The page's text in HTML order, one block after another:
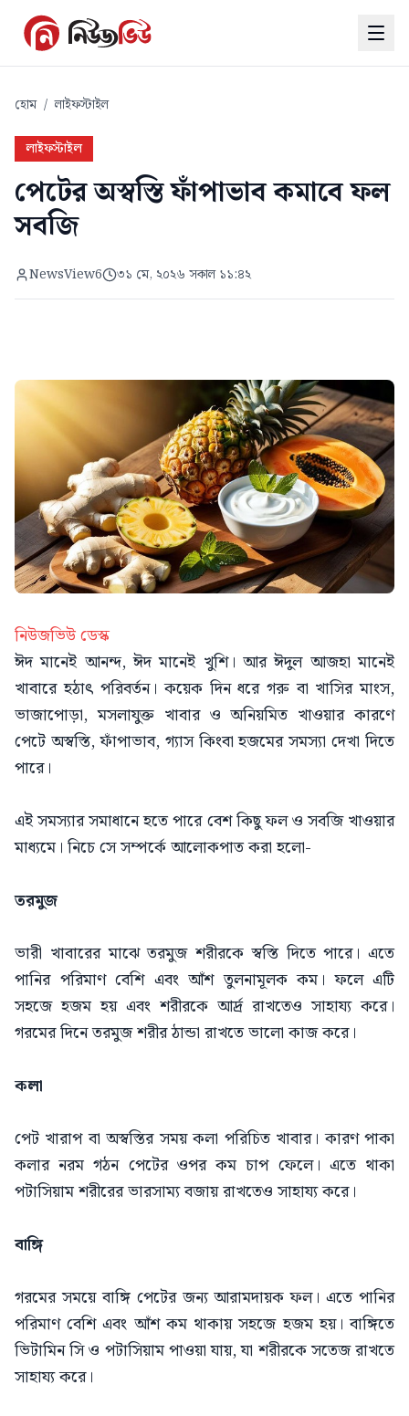
হোম / লাইফস্টাইল
লাইফস্টাইল
পেটের অস্বস্তি ফাঁপাভাব কমাবে ফল
সবজি
NewsView6 ৩১ মে, ২০২৬ সকাল ১১:৪২
নিউজভিউ ডেস্ক
ঈদ মানেই আনন্দ, ঈদ মানেই খুশি। আর ঈদুল আজহা মানেই
খাবারে হঠাৎ পরিবর্তন। কয়েক দিন ধরে গরু বা খাসির মাংস,
ভাজাপোড়া, মসলাযুক্ত খাবার ও অনিয়মিত খাওয়ার কারণে
পেটে অস্বস্তি, ফাঁপাভাব, গ্যাস কিংবা হজমের সমস্যা দেখা দিতে
পারে।
এই সমস্যার সমাধানে হতে পারে বেশ কিছু ফল ও সবজি খাওয়ার
মাধ্যমে। নিচে সে সম্পর্কে আলোকপাত করা হলো-
তরমুজ
ভারী খাবারের মাঝে তরমুজ শরীরকে স্বস্তি দিতে পারে। এতে
পানির পরিমাণ বেশি এবং আঁশ তুলনামূলক কম। ফলে এটি
সহজে হজম হয় এবং শরীরকে আর্দ্র রাখতেও সাহায্য করে।
গরমের দিনে তরমুজ শরীর ঠান্ডা রাখতে ভালো কাজ করে।
কলা
পেট খারাপ বা অস্বস্তির সময় কলা পরিচিত খাবার। কারণ পাকা
কলার নরম গঠন পেটের ওপর কম চাপ ফেলে। এতে থাকা
পটাসিয়াম শরীরের ভারসাম্য বজায় রাখতেও সাহায্য করে।
বাঙ্গি
গরমের সময়ে বাঙ্গি পেটের জন্য আরামদায়ক ফল। এতে পানির
পরিমাণ বেশি এবং আঁশ কম থাকায় সহজে হজম হয়। বাঙ্গিতে
ভিটামিন সি ও পটাসিয়াম পাওয়া যায়, যা শরীরকে সতেজ রাখতে
সাহায্য করে।